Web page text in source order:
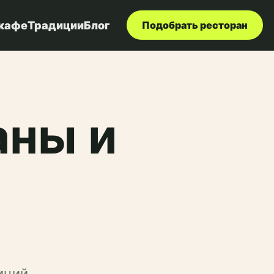
ТрадицииБлог Подобрать ресторан
и